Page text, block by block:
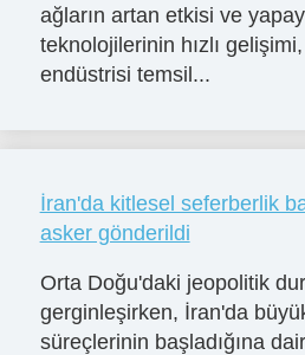
ağların artan etkisi ve
teknolojilerinin hızlı
endüstrisi temsil...
İran'da kitlesel seferberlik
asker gönderildi
Orta Doğu'daki jeopolitik
gerginleşirken, İran'da
süreçlerinin başladığına